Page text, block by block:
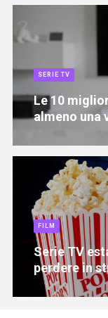
SERIE TV
Le 10
almeno una
FILM
Serie TV
perdere in